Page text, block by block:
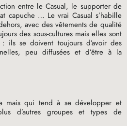
entre le Casual, le supporter de
capuche … Le vrai Casual s’habille
avec des vêtements de qualité
des sous-cultures mais elles sont
ils se doivent toujours d’avoir des
peu diffusées et d’être à la
mais qui tend à se développer et
d’autres groupes et types de